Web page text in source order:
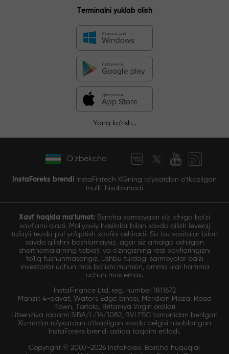
Terminalni yuklab olish
Yana ko'rish...
O'zbekcha
InstaForeks brendi InstaFintech KGning ro'yxatdan o'tkazilgan
mulki hisoblanadi
Xavf haqida ma'lumot: Barcha sarmoyalar o'z ichiga ba'zi
xavflarni oladi. Moliyaviy hosilalar bilan savdo qilish leveraj
tufayli tezda pul yo'qotish xavfini oshiradi. Siz bu vositalar bilan
savdo qilishni boshlamaysiz, agar siz amalga oshirgan
shartnomalarning tabiati va o'zingizning real xavflaringizni
to'liq tushunmasangiz. Ushbu turdagi sarmoyalar ba'zi
investorlar uchun mos bo'lishi mumkin, ammo ular hamma
uchun mos emas.
InstaFinance Ltd, reg. number 1811672
Manzil: 4-qavat, Water's Edge binosi, Meridian Plaza, Road
Town, Tortola, Britaniya Virgin orollari
Litsenziya raqami SIBA/L/14/1082, BVI FSC tomonidan berilgan
Xizmatlar ro'yxatdan o'tkazilgan savdo belgisi hisoblangan
InstaForeks brendi ostida taqdim etiladi.
Copyright © 2007-2026 InstaForex. Barcha huquqlar